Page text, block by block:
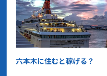
六本木に住むと稼げる？